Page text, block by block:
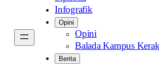
Infografik
Opini
Opini
Balada Kampus
Berita